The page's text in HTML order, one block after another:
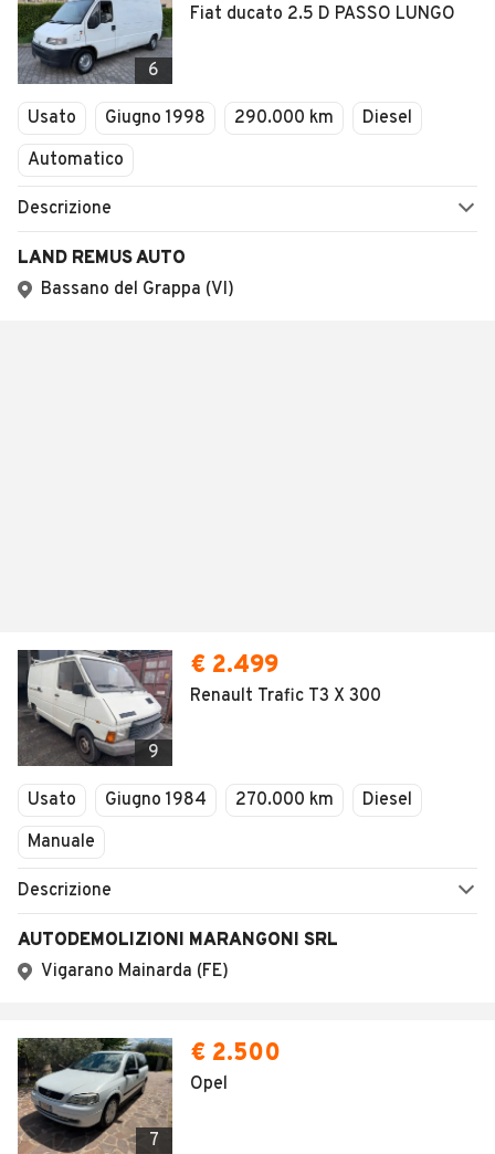
6
Fiat ducato 2.5 D PASSO LUNGO
Usato Giugno 1998 290.000 km
Diesel
Automatico
Descrizione
LAND REMUS AUTO
Bassano del Grappa (VI)
9
€ 2.499
Renault Trafic T3 X 300
Usato Giugno 1984 270.000 km
Diesel
Manuale
Descrizione
AUTODEMOLIZIONI MARANGONI SRL
Vigarano Mainarda (FE)
7
€ 2.500
Opel